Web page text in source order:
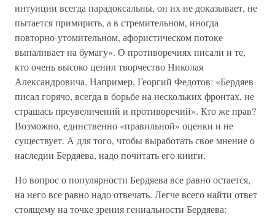
интуиции всегда парадоксальны, он их не доказывает, не
пытается примирить, а в стремительном, иногда
повторно-утомительном, афористическом потоке
выпаливает на бумагу». О противоречиях писали и те,
кто очень высоко ценил творчество Николая
Александровича. Например, Георгий Федотов: «Бердяев
писал горячо, всегда в борьбе на нескольких фронтах, не
страшась преувеличений и противоречий». Кто же прав?
Возможно, единственно «правильной» оценки и не
существует. А для того, чтобы выработать свое мнение о
наследии Бердяева, надо почитать его книги.
Но вопрос о популярности Бердяева все равно остается,
на него все равно надо отвечать. Легче всего найти ответ
стоящему на точке зрения гениальности Бердяева: